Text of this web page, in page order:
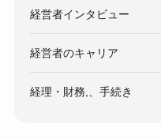
経営者インタビュー
経営者のキャリア
経理・財務,、手続き